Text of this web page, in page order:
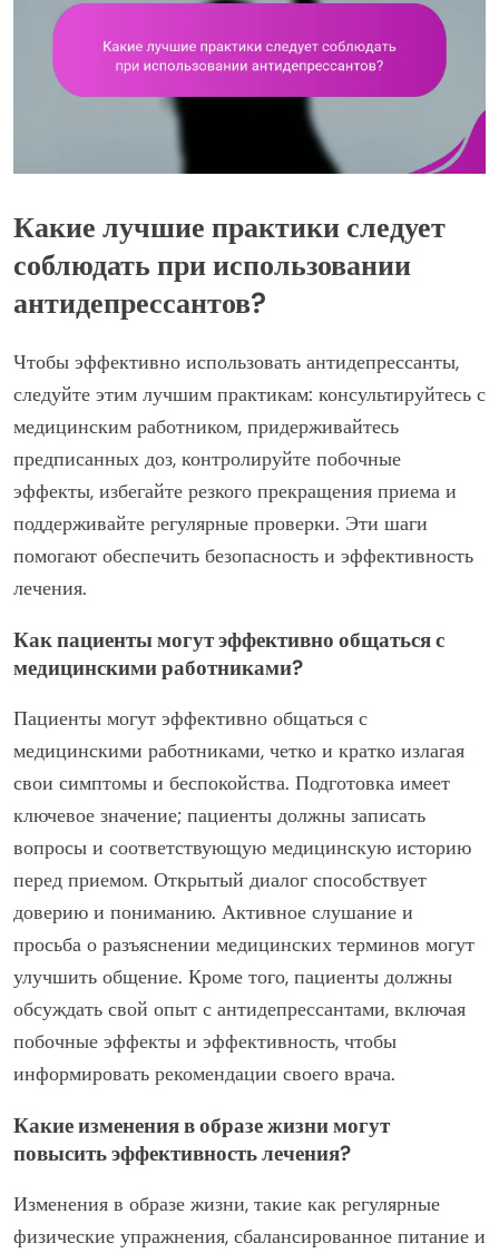
Какие лучшие практики следует
соблюдать при использовании
антидепрессантов?
Чтобы эффективно использовать антидепрессанты,
следуйте этим лучшим практикам: консультируйтесь с
медицинским работником, придерживайтесь
предписанных доз, контролируйте побочные
эффекты, избегайте резкого прекращения приема и
поддерживайте регулярные проверки. Эти шаги
помогают обеспечить безопасность и эффективность
лечения.
Как пациенты могут эффективно общаться с
медицинскими работниками?
Пациенты могут эффективно общаться с
медицинскими работниками, четко и кратко излагая
свои симптомы и беспокойства. Подготовка имеет
ключевое значение; пациенты должны записать
вопросы и соответствующую медицинскую историю
перед приемом. Открытый диалог способствует
доверию и пониманию. Активное слушание и
просьба о разъяснении медицинских терминов могут
улучшить общение. Кроме того, пациенты должны
обсуждать свой опыт с антидепрессантами, включая
побочные эффекты и эффективность, чтобы
информировать рекомендации своего врача.
Какие изменения в образе жизни могут
повысить эффективность лечения?
Изменения в образе жизни, такие как регулярные
физические упражнения, сбалансированное питание и